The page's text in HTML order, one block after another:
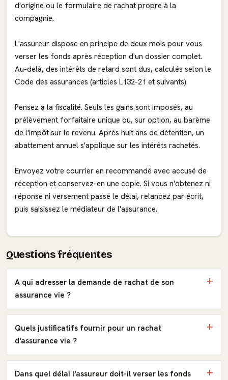
d'origine ou le formulaire de rachat propre à la
compagnie.
L'assureur dispose en principe de deux mois pour vous
verser les fonds après réception d'un dossier complet.
Au-delà, des intérêts de retard sont dus, calculés selon le
Code des assurances (articles L132-21 et suivants).
Pensez à la fiscalité. Seuls les gains sont imposés, au
prélèvement forfaitaire unique ou, sur option, au barème
de l'impôt sur le revenu. Après huit ans de détention, un
abattement annuel s'applique sur les intérêts rachetés.
Envoyez votre courrier en recommandé avec accusé de
réception et conservez-en une copie. Si vous n'obtenez ni
réponse ni versement passé le délai, relancez par écrit,
puis saisissez le médiateur de l'assurance.
Questions fréquentes
A qui adresser la demande de rachat de son
assurance vie ?
Quels justificatifs fournir pour un rachat
d'assurance vie ?
Dans quel délai l'assureur doit-il verser les fonds